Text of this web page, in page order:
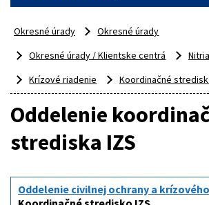
Okresné úrady
Okresné úrady
Okresné úrady / Klientske centrá
Krízové riadenie
Koordinačné
Oddelenie
strediska IZS
Oddelenie civilnej ochrany a